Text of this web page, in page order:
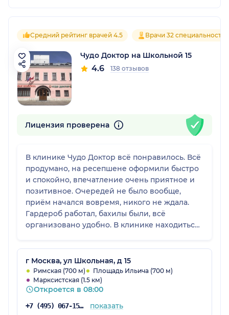
Средний рейтинг врачей 4.5 Врачи 32 специальностей
Чудо Доктор на Школьной 15
4.6 138 отзывов
Лицензия проверена
В клинике Чудо Доктор всё понравилось. Всё
продумано, на ресепшене оформили быстро
и спокойно, впечатление очень приятное и
позитивное. Очередей не было вообще,
приём начался вовремя, никого не ждала.
Гардероб работал, бахилы были, всё
организовано удобно. В клинике находиться
г Москва, ул Школьная, д 15
Римская (700 м)
Площадь Ильича (700 м)
Марксистская (1.5 км)
Откроется в 08:00
+7 (495) 067-15-02 показать